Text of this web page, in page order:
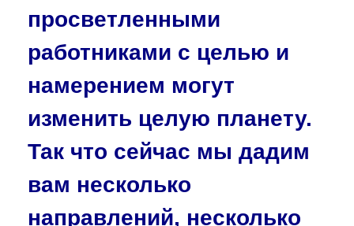
просветленными
работниками с целью и
намерением могут
изменить целую планету.
Так что сейчас мы дадим
вам несколько
направлений, несколько